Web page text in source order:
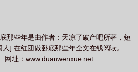
那些年是由作者：天凉了破产吧所著，短
] 在红团做卧底那些年全文在线阅读。
网址：www.duanwenxue.net